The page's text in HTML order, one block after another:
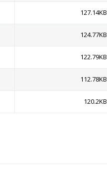
127.14KB
124.77KB
122.79KB
112.78KB
120.2KB